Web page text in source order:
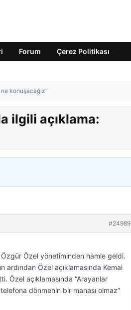
Forum Çerez Politikası
konuşacağız”
ilgili açıklama:
#24989
Özgür Özel yönetiminden hamle geldi.
ardından Özel açıklamasında Kemal
Özel açıklamasında “Arayanlar
dönmenin bir manası olmaz”